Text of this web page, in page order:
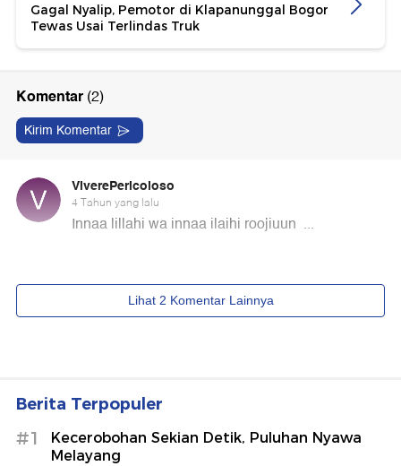
Gagal Nyalip, Pemotor di Klapanunggal Bogor
Tewas Usai Terlindas Truk
Berita Terpopuler
#1
Kecerobohan Sekian Detik, Puluhan Nyawa
Melayang